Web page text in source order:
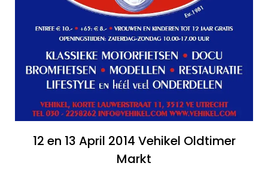
12 en 13 April 2014 Vehikel Oldtimer
Markt